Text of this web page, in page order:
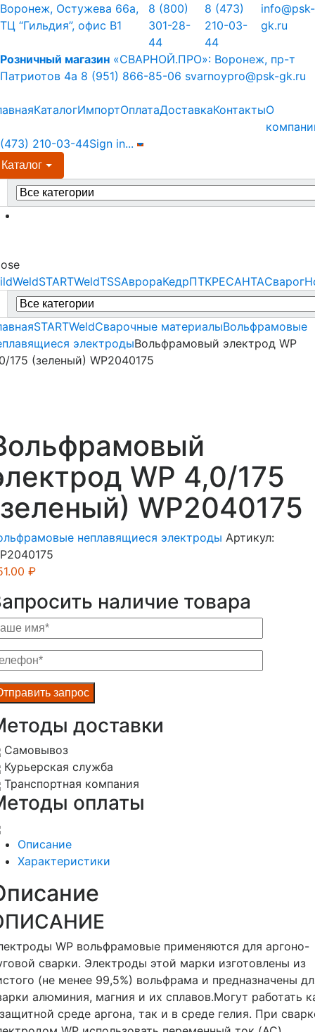
Skip
to
Skip
to
Воронеж, Остужева 66а,
ТЦ “Гильдия”, офис В1
8 (800)
301-28-
44
8 (473)
210-03-
44
info@psk-
gk.ru
Розничный магазин «СВАРНОЙ.ПРО»: Воронеж, пр-т
Патриотов 4а 8 (951) 866-85-06 svarnoypro@psk-gk.ru
КаталогИмпортОплатаДоставкаКонтактыО
210-03-44Sign in...
Каталог
STARTWeldTSSАврораКедрПТКРЕСАНТАСварог
STARTWeldСварочные материалыВольфрамовые
электродыВольфрамовый электрод WP
175 (зеленый) WP2040175
WP 4,0/175
WP2040175
неплавящиеся электроды Артикул:
₽
наличие товара
доставки
Самовывоз
Курьерская служба
Транспортная компания
оплаты
Описание
Характеристики
WP вольфрамовые применяются для аргоно-
сварки. Электроды этой марки изготовлены из
(не менее 99,5%) вольфрама и предназначены
алюминия, магния и их сплавов.Могут работать
среде аргона, так и в среде гелия. При